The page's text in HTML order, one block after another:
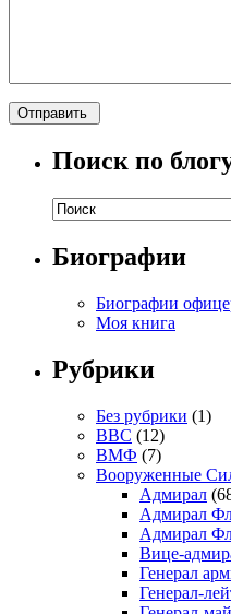
Поиск по
Биографии
Биографии
Моя книга
Рубрики
Без рубрики (1)
ВВС (12)
ВМФ (7)
Вооруженные
Адмирал
Адмирал
Адмирал
Вице-
Генерал
Генерал-